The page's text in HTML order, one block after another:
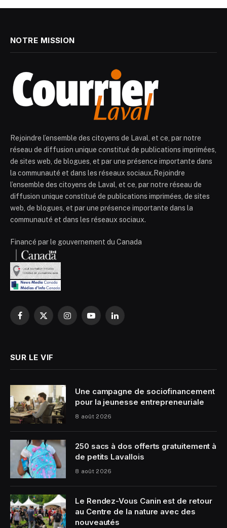
NOTRE MISSION
Rejoindre l’ensemble des citoyens de Laval, et ce, par notre
réseau de diffusion unique constitué de publications imprimées,
de sites web, de blogues, et par une présence importante dans
la communauté et dans les réseaux sociaux.Rejoindre
l’ensemble des citoyens de Laval, et ce, par notre réseau de
diffusion unique constitué de publications imprimées, de sites
web, de blogues, et par une présence importante dans la
communauté et dans les réseaux sociaux.
Financé par le gouvernement du Canada
Facebook
X
InstagramYouTubeLinkedIn
SUR LE VIF
Une campagne de sociofinancement
pour la jeunesse entrepreneuriale
8 août 2026
250 sacs à dos offerts gratuitement à
de petits Lavallois
8 août 2026
Le Rendez-Vous Canin est de retour
au Centre de la nature avec des
nouveautés